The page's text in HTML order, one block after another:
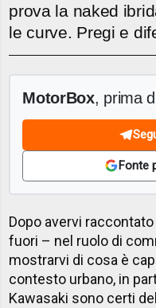
prova la naked
le curve. Pregi e
MotorBox, prima
Fonte
Dopo avervi
fuori – nel ruolo di
mostrarvi di cosa è
contesto urbano, in
Kawasaki sono certi